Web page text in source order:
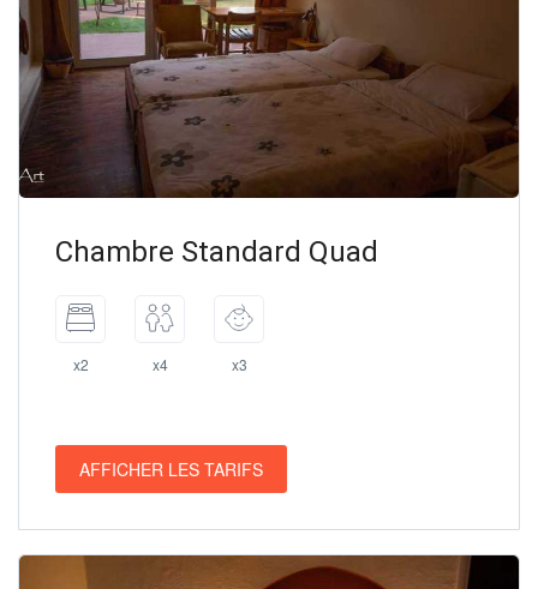
Chambre Standard Quad
x2 x4 x3
AFFICHER LES TARIFS